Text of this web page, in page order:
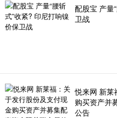
配股宝 产量
卫战
悦来网 新莱
购买资产并
公告